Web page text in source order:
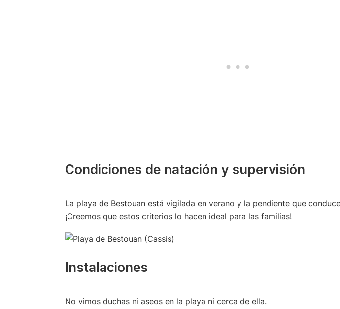
Condiciones de natación y supervisión
La playa de Bestouan está vigilada en verano y la pendiente que
¡Creemos que estos criterios lo hacen ideal para las familias!
Instalaciones
No vimos duchas ni aseos en la playa ni cerca de ella.